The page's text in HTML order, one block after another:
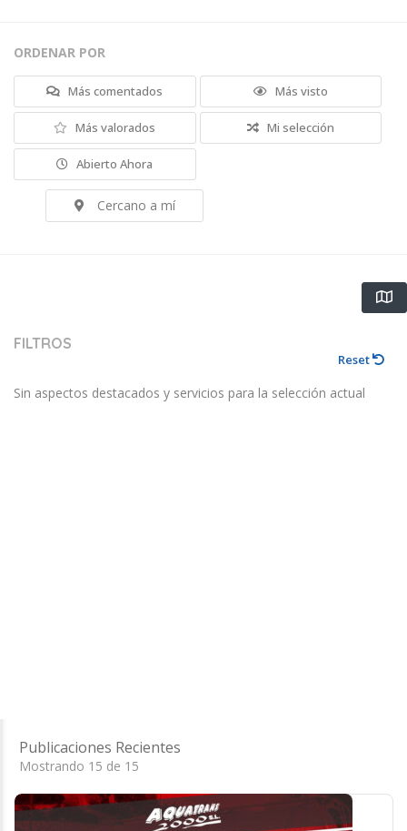
ORDENAR POR
Más comentados Más visto
Más valorados Mi selección
Abierto Ahora
Cercano a mí
FILTROS
Reset
Sin aspectos destacados y servicios para la selección actual
Publicaciones Recientes
Mostrando 15 de 15